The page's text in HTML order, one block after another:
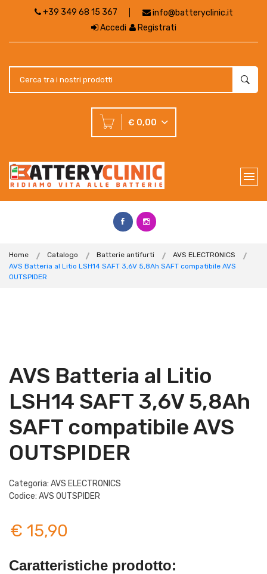
+39 349 68 15 367
info@batteryclinic.it
Accedi
Registrati
€ 0,00
Home Catalogo Batterie antifurti
AVS ELECTRONICS
AVS Batteria al Litio LSH14 SAFT 3,6V 5,8Ah SAFT compatibile AVS
OUTSPIDER
AVS Batteria al Litio
LSH14 SAFT 3,6V 5,8Ah
SAFT compatibile AVS
OUTSPIDER
Categoria: AVS ELECTRONICS
Codice: AVS OUTSPIDER
€ 15,90
Caratteristiche prodotto: